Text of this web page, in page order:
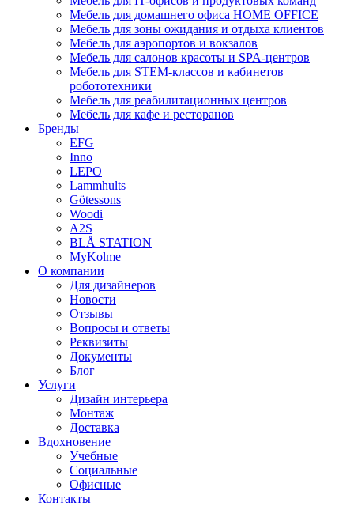
Мебель для домашнего офиса HOME OFFICE
Мебель для зоны ожидания и отдыха клиентов
Мебель для аэропортов и вокзалов
Мебель для салонов красоты и SPA-центров
Мебель для STEM-классов и кабинетов
робототехники
Мебель для реабилитационных центров
Мебель для кафе и ресторанов
Бренды
EFG
Inno
LEPO
Lammhults
Götessons
Woodi
A2S
BLÅ STATION
MyKolme
О компании
Для дизайнеров
Новости
Отзывы
Вопросы и ответы
Реквизиты
Документы
Блог
Услуги
Дизайн интерьера
Монтаж
Доставка
Вдохновение
Учебные
Социальные
Офисные
Контакты